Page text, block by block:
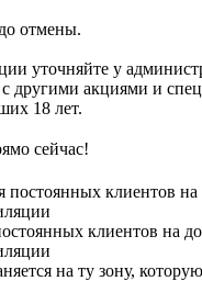
отмены.
уточняйте у
другими акциями и
18 лет.
сейчас!
клиентов на
на ту зону,